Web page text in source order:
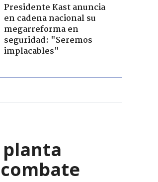
Presidente Kast anuncia
en cadena nacional su
megarreforma en
seguridad: "Seremos
implacables"